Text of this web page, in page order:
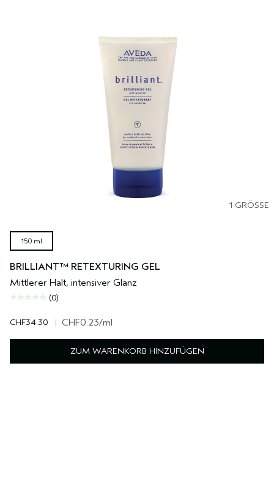
1 GRÖSSE
150 ml
BRILLIANT™ RETEXTURING GEL
Mittlerer Halt, intensiver Glanz
(0)
CHF34.30 | CHF0.23/ml
ZUM WARENKORB HINZUFÜGEN